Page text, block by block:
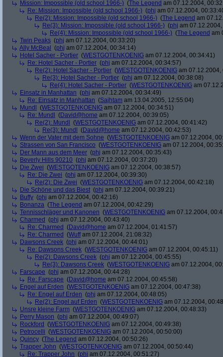
Mission: Impossible (old school 1966-) (The Legend am 07.12.2004,
Re: Mission: Impossible (old school 1966-) (phj am 07.12.2004,
Re(2): Mission: Impossible (old school 1966-) (The Legend am
Re(3): Mission: Impossible (old school 1966-) (phj am
Re(4): Mission: Impossible (old school 1966-) (The Legend am
Twin Peaks (phj am 07.12.2004, 00:33:20)
Ally McBeal
(phj am 07.12.2004, 00:34:14)
Hotel Sacher - Portier (WESTGOTENKOENIG am 07.12.2004, 00:34:41)
Re: Hotel Sacher - Portier (phj am 07.12.2004, 00:34:57)
Re(2): Hotel Sacher - Portier (WESTGOTENKOENIG am 07.12.2004,
Re(3): Hotel Sacher - Portier (phj am 07.12.2004, 00:38:08)
Re(4): Hotel Sacher - Portier (WESTGOTENKOENIG am
Einsatz in Manhattan (phj am 07.12.2004, 00:34:49)
Re: Einsatz in Manhattan (Sajhtam am 13.04.2005, 12:55:04)
Mundl
(WESTGOTENKOENIG am 07.12.2004, 00:34:51)
Re: Mundl
(David@home am 07.12.2004, 00:39:05)
Re(2): Mundl
(WESTGOTENKOENIG am 07.12.2004, 00:41:42)
Re(3): Mundl
(David@home am 07.12.2004, 00:42:53)
Wenn der Vater mit dem Sohne (WESTGOTENKOENIG am 07.12.2004,
Strassen von San Francisco (WESTGOTENKOENIG am 07.12.2004,
Der Mann aus dem Meer (phj am 07.12.2004, 00:35:43)
Beverly Hills 90210 (phj am 07.12.2004, 00:37:20)
Die Zwei (WESTGOTENKOENIG am 07.12.2004, 00:38:57)
Re: Die Zwei (phj am 07.12.2004, 00:39:30)
Re(2): Die Zwei (WESTGOTENKOENIG am 07.12.2004, 00:42:18)
Die Schöne und das Biest (phj am 07.12.2004, 00:39:21)
Buffy (phj am 07.12.2004, 00:42:16)
Bonanza (The Legend am 07.12.2004, 00:42:29)
Tennisschläger und Kanonen (WESTGOTENKOENIG am 07.12.2004,
Charmed (phj am 07.12.2004, 00:43:40)
Re: Charmed (David@home am 07.12.2004, 01:41:57)
Re: Charmed (Wuffam 07.12.2004, 21:08:32)
Dawsons Creek (phj am 07.12.2004, 00:44:01)
Re: Dawsons Creek (WESTGOTENKOENIG am 07.12.2004, 00:45:11)
Re(2): Dawsons Creek (phj am 07.12.2004, 00:45:55)
Re(3): Dawsons Creek (WESTGOTENKOENIG am 07.12.2004,
Farscape (phj am 07.12.2004, 00:44:28)
Re: Farscape (David@home am 07.12.2004, 00:45:58)
Engel auf Erden (WESTGOTENKOENIG am 07.12.2004, 00:47:38)
Re: Engel auf Erden (phj am 07.12.2004, 00:48:05)
Re(2): Engel auf Erden (WESTGOTENKOENIG am 07.12.2004,
Unsre kleine Farm (WESTGOTENKOENIG am 07.12.2004, 00:48:33)
Perry Mason (phj am 07.12.2004, 00:49:07)
Rockford (WESTGOTENKOENIG am 07.12.2004, 00:49:38)
Petrocelli (WESTGOTENKOENIG am 07.12.2004, 00:50:00)
Quincy (The Legend am 07.12.2004, 00:50:26)
Trapper John (WESTGOTENKOENIG am 07.12.2004, 00:50:44)
Re: Trapper John (phj am 07.12.2004, 00:51:27)